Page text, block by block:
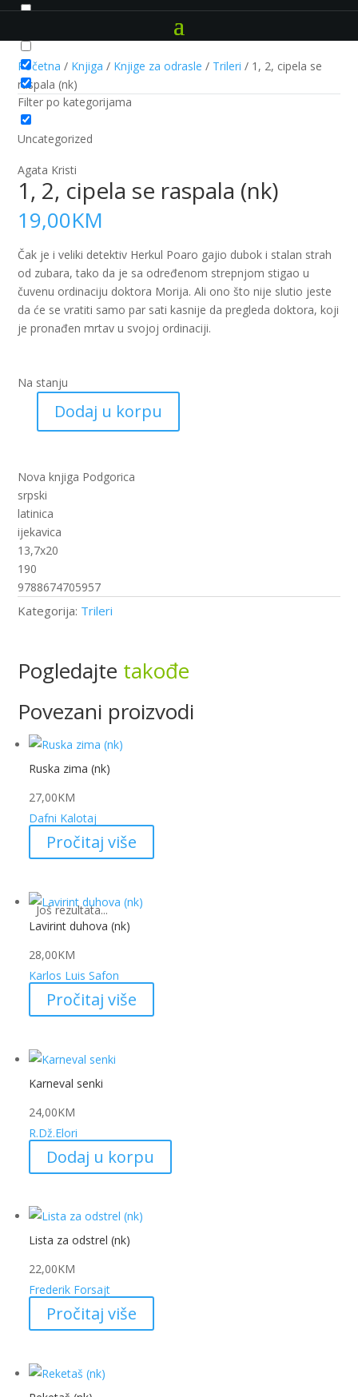
Još rezultata...
Filter po kategorijama
Uncategorized
Početna / Knjiga / Knjige za odrasle / Trileri / 1, 2, cipela se
raspala (nk)
Agata Kristi
1, 2, cipela se raspala (nk)
19,00KM
Čak je i veliki detektiv Herkul Poaro gajio dubok i stalan strah
od zubara, tako da je sa određenom strepnjom stigao u
čuvenu ordinaciju doktora Morija. Ali ono što nije slutio jeste
da će se vratiti samo par sati kasnije da pregleda doktora, koji
je pronađen mrtav u svojoj ordinaciji.
Na stanju
se
raspala
(nk)
količina
Dodaj u korpu
Nova knjiga Podgorica
srpski
latinica
ijekavica
13,7x20
190
9788674705957
Kategorija: Trileri
Pogledajte takođe
Povezani proizvodi
Ruska zima (nk)
27,00KM
Dafni Kalotaj
Pročitaj više
Lavirint duhova (nk)
28,00KM
Karlos Luis Safon
Pročitaj više
Karneval senki
24,00KM
R.Dž.Elori
Dodaj u korpu
Lista za odstrel (nk)
22,00KM
Frederik Forsajt
Pročitaj više